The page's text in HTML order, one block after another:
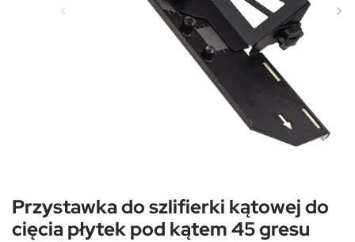
Przystawka do szlifierki kątowej do
cięcia płytek pod kątem 45 gresu